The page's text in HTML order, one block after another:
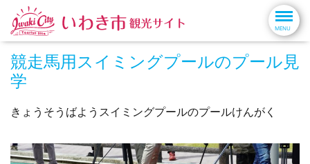
競走馬用スイミングプールのプール見
学
きょうそうばようスイミングプールのプールけんがく